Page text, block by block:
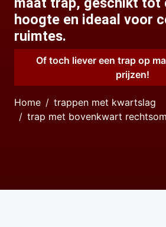
hoogte en ideaal voor
ruimtes.
Of toch liever een trap op
prijzen!
Home
trappen met kwartslag
trap met bovenkwart